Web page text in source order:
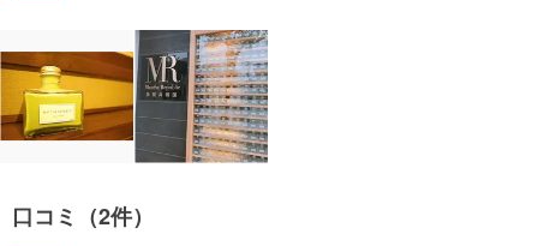
口コミ（2件）